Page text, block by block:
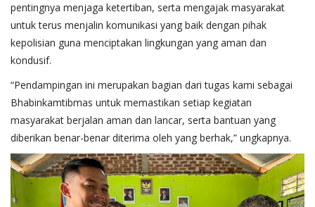
pentingnya menjaga ketertiban, serta mengajak masyarakat
untuk terus menjalin komunikasi yang baik dengan pihak
kepolisian guna menciptakan lingkungan yang aman dan
kondusif.
“Pendampingan ini merupakan bagian dari tugas kami sebagai
Bhabinkamtibmas untuk memastikan setiap kegiatan
masyarakat berjalan aman dan lancar, serta bantuan yang
diberikan benar-benar diterima oleh yang berhak,” ungkapnya.